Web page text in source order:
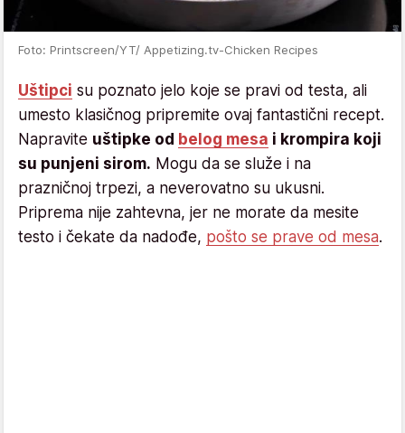
Foto: Printscreen/YT/ Appetizing.tv-Chicken Recipes
Uštipci su poznato jelo koje se pravi od testa, ali
umesto klasičnog pripremite ovaj fantastični recept.
Napravite uštipke od belog mesa i krompira koji
su punjeni sirom. Mogu da se služe i na
prazničnoj trpezi, a neverovatno su ukusni.
Priprema nije zahtevna, jer ne morate da mesite
testo i čekate da nadođe, pošto se prave od mesa.